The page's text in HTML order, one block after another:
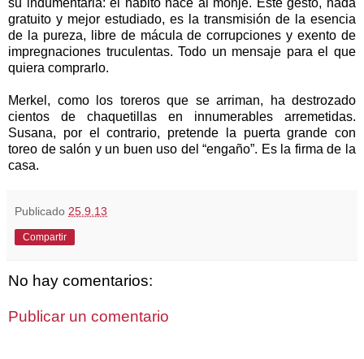
su indumentaria: el hábito hace al monje. Este gesto, nada
gratuito y mejor estudiado, es la transmisión de la esencia
de la pureza, libre de mácula de corrupciones y exento de
impregnaciones truculentas. Todo un mensaje para el que
quiera comprarlo.
Merkel, como los toreros que se arriman, ha destrozado
cientos de chaquetillas en innumerables arremetidas.
Susana, por el contrario, pretende la puerta grande con
toreo de salón y un buen uso del “engaño”. Es la firma de la
casa.
Publicado 25.9.13
Compartir
No hay comentarios:
Publicar un comentario